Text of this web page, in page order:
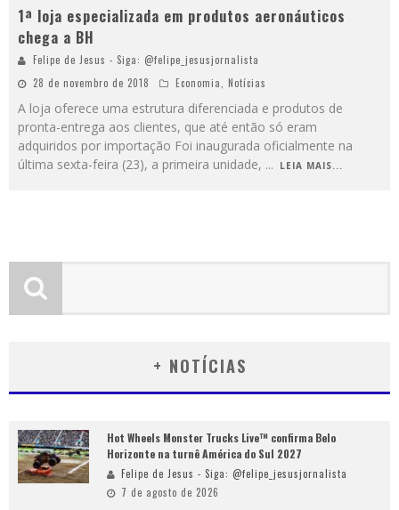
1ª loja especializada em produtos aeronáuticos
chega a BH
Felipe de Jesus - Siga: @felipe_jesusjornalista
28 de novembro de 2018
Economia Notícias
A loja oferece uma estrutura diferenciada e produtos de
pronta-entrega aos clientes, que até então só eram
adquiridos por importação Foi inaugurada oficialmente na
última sexta-feira (23), a primeira unidade, ... LEIA MAIS...
+ NOTÍCIAS
Hot Wheels Monster Trucks Live™ confirma Belo
Horizonte na turnê América do Sul 2027
Felipe de Jesus - Siga: @felipe_jesusjornalista
7 de agosto de 2026